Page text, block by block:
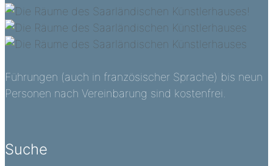
Führungen (auch in französischer Sprache) bis neun
Personen nach Vereinbarung sind kostenfrei.
Suche